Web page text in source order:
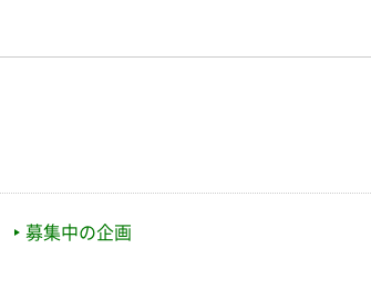
募集中の企画